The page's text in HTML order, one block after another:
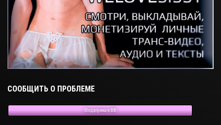
СООБЩИТЬ О ПРОБЛЕМЕ
Поддержка в ВК